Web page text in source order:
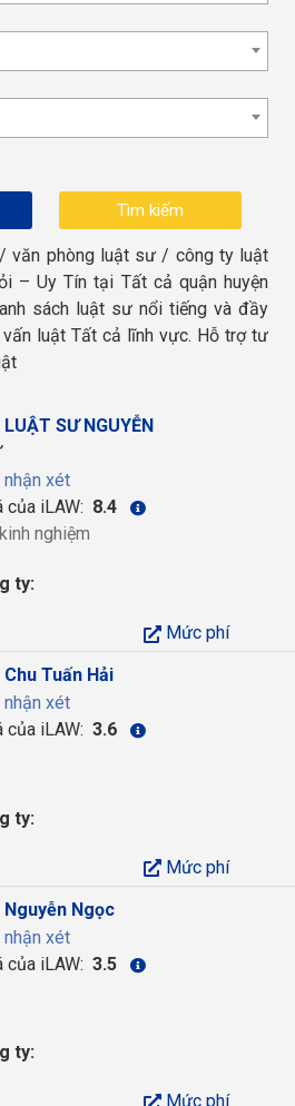
văn phòng luật sư / công ty luật
– Uy Tín tại Tất cả quận huyện
sách luật sư nổi tiếng và đầy
luật Tất cả lĩnh vực. Hỗ trợ tư
LUẬT SƯ NGUYỄN
xét
của iLAW: 8.4
nghiệm
ty:
Mức phí
Chu Tuấn Hải
xét
của iLAW: 3.6
ty:
Mức phí
Nguyễn Ngọc
xét
của iLAW: 3.5
ty:
Mức phí